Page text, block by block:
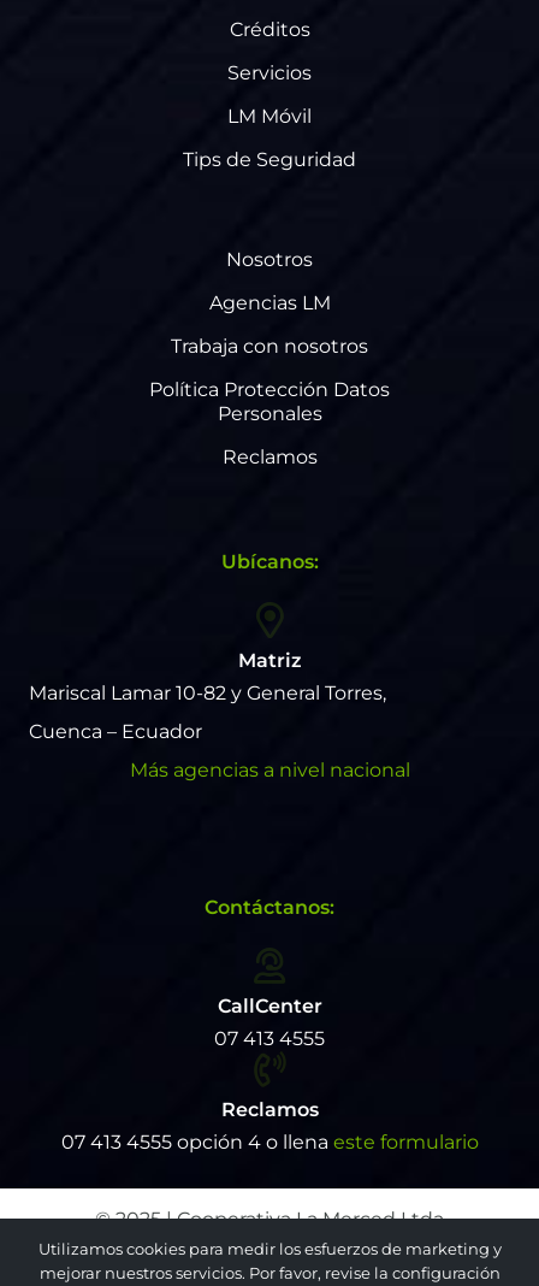
Créditos
Servicios
LM Móvil
Tips de Seguridad
Nosotros
Agencias LM
Trabaja con nosotros
Política Protección Datos
Personales
Reclamos
Ubícanos:
Matriz
Mariscal Lamar 10-82 y General Torres,
Cuenca – Ecuador
Más agencias a nivel nacional
Contáctanos:
CallCenter
07 413 4555
Reclamos
07 413 4555 opción 4 o llena este formulario
© 2025 | Cooperativa La Merced Ltda
Utilizamos cookies para medir los esfuerzos de marketing y
mejorar nuestros servicios. Por favor, revise la configuración